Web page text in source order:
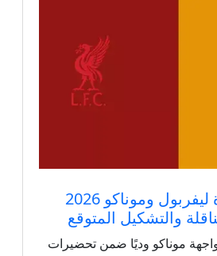
موعد مباراة ليفربول وموناكو 2026
والتشكيل المتوقع
موناكو وديًا ضمن تحضيرات